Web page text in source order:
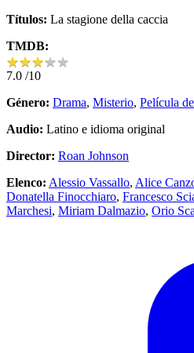
Títulos: La stagione della caccia
TMDB:
★★★★★
★★★★★
7.0 /10
Género: Drama, Misterio, Película
Audio: Latino e idioma original
Director: Roan Johnson
Elenco: Alessio Vassallo, Alice
Donatella Finocchiaro, Francesco
Marchesi, Miriam Dalmazio, Orio